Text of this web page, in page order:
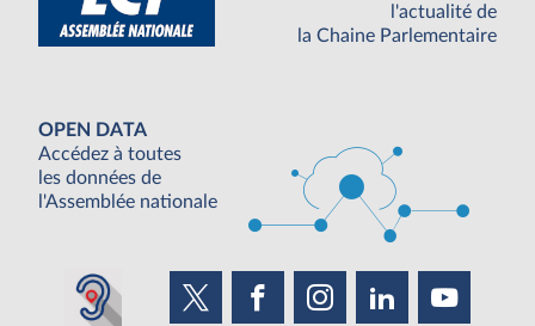
l'actualité de
la Chaine Parlementaire
OPEN DATA
Accédez à toutes
les données de
l'Assemblée nationale